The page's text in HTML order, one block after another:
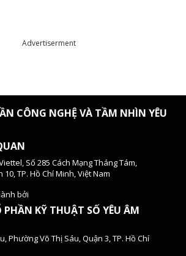
Advertiserment
CÔNG NGHỆ VÀ TẦM NHÌN YÊU
Số 285 Cách Mạng Tháng Tám,
TP. Hồ Chí Minh, Việt Nam
bởi
PHẦN KỸ THUẬT SỐ YÊU ÂM
Phường Võ Thị Sáu, Quận 3, TP. Hồ Chí